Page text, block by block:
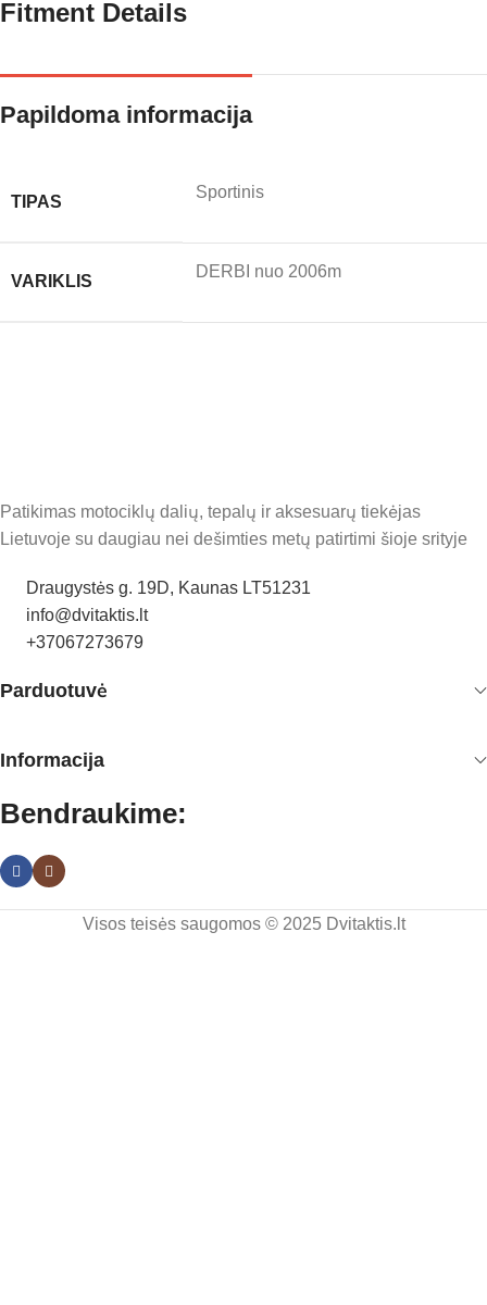
Fitment Details
Papildoma informacija
TIPAS
Sportinis
VARIKLIS
DERBI nuo 2006m
Patikimas motociklų dalių, tepalų ir aksesuarų tiekėjas
Lietuvoje su daugiau nei dešimties metų patirtimi šioje srityje
Draugystės g. 19D, Kaunas LT51231
info@dvitaktis.lt
+37067273679
Parduotuvė
Informacija
Bendraukime:
Visos teisės saugomos © 2025 Dvitaktis.lt